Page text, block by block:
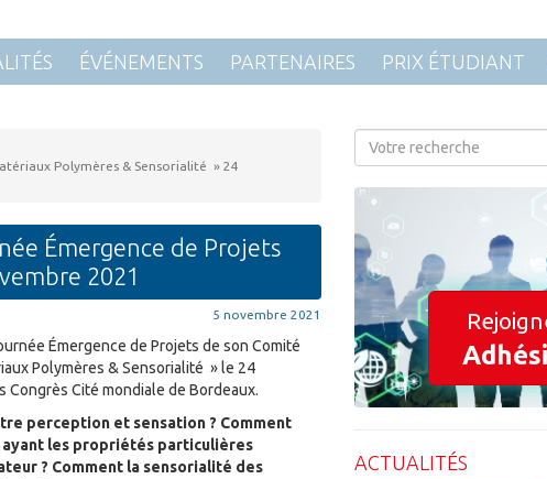
ÉVÉNEMENTS PARTENAIRES PRIX ÉTUDIANT
Polymères & Sensorialité » 24
Émergence de Projets
2021
5 novembre 2021
Émergence de Projets de son Comité
Polymères & Sensorialité » le 24
Congrès Cité mondiale de Bordeaux.
perception et sensation ? Comment
les propriétés particulières
? Comment la sensorialité des
ACTUALITÉS